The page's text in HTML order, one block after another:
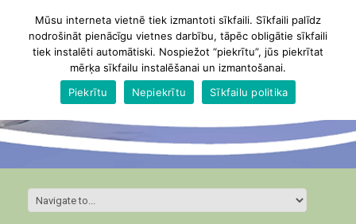
Mūsu interneta vietnē tiek izmantoti sīkfaili. Sīkfaili palīdz
nodrošināt pienācīgu vietnes darbību, tāpēc obligātie sīkfaili
tiek instalēti automātiski. Nospiežot “piekrītu”, jūs piekrītat
mērķa sīkfailu instalēšanai un izmantošanai.
Piekrītu
Nepiekrītu Sīkfailu politika